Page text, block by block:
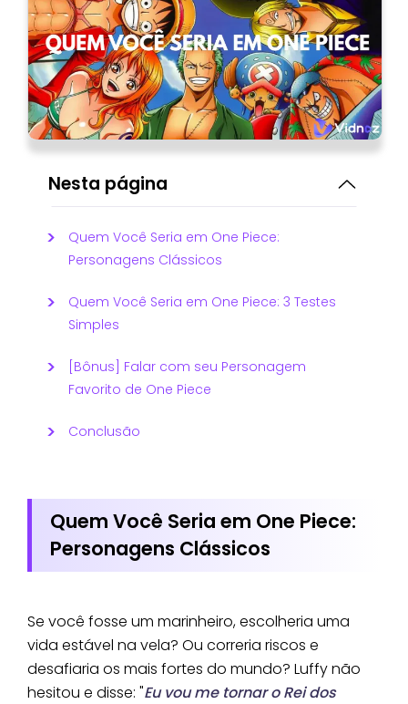
Nesta página
Quem Você Seria em One Piece:
Personagens Clássicos
Quem Você Seria em One Piece: 3 Testes
Simples
[Bônus] Falar com seu Personagem
Favorito de One Piece
Conclusão
Quem Você Seria em One Piece:
Personagens Clássicos
Se você fosse um marinheiro, escolheria uma
vida estável na vela? Ou correria riscos e
desafiaria os mais fortes do mundo? Luffy não
hesitou e disse: "Eu vou me tornar o Rei dos